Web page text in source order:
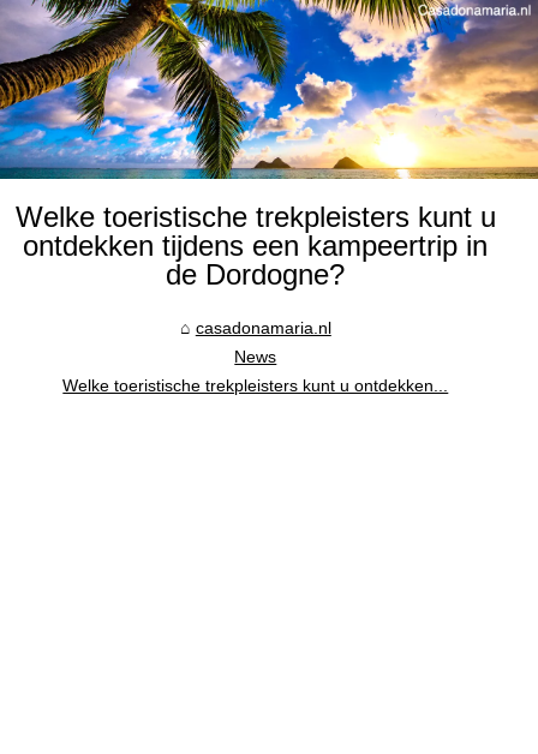
Welke toeristische trekpleisters kunt u
ontdekken tijdens een kampeertrip in
de Dordogne?
casadonamaria.nl
News
Welke toeristische trekpleisters kunt u ontdekken...